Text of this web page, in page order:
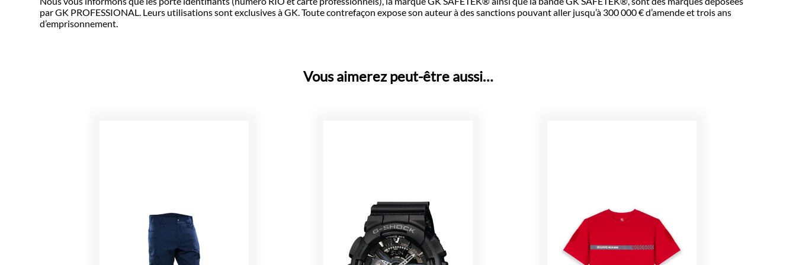
par GK PROFESSIONAL. Leurs utilisations sont exclusives à GK. Toute contrefaçon expose son auteur à des sanctions pouvant aller jusqu’à 300 000 € d’amende et trois ans
d’emprisonnement.
Vous aimerez peut-être aussi…